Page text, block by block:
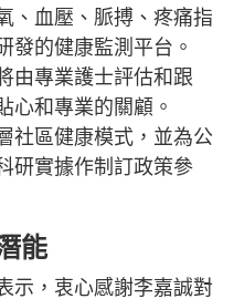
、血壓、脈搏、疼痛指
發的健康監測平台。
由專業護士評估和跟
心和專業的關顧。
社區健康模式，並為公
研實據作制訂政策參
能
示，衷心感謝李嘉誠對